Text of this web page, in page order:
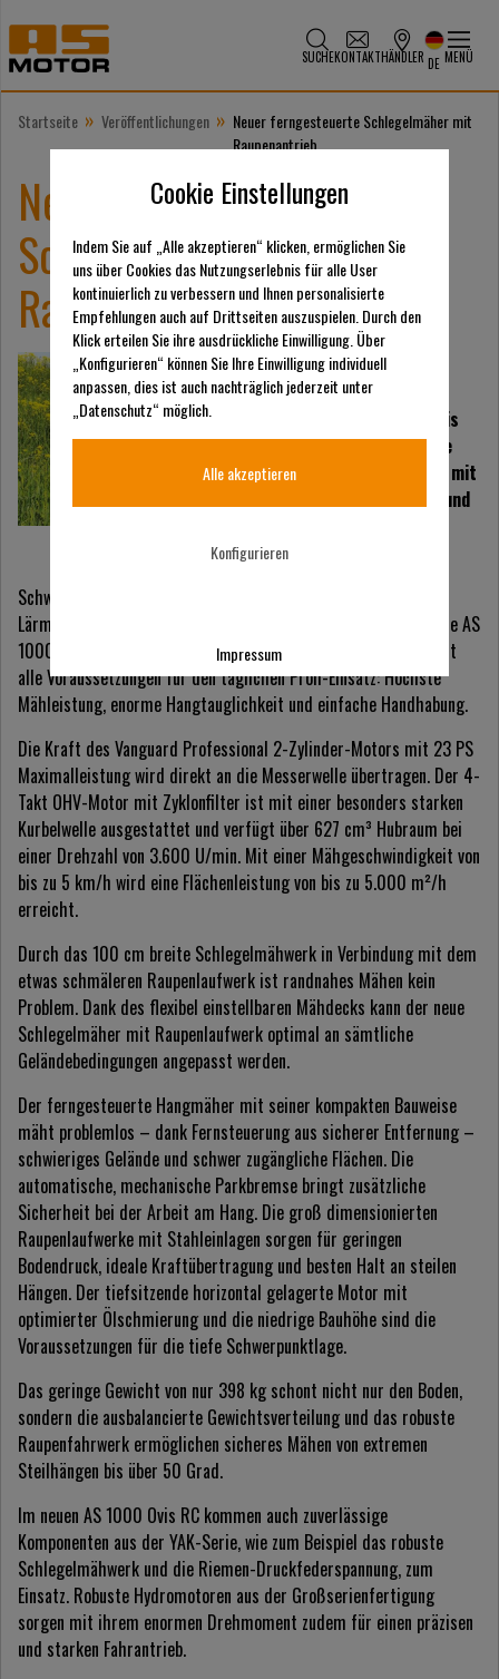
SUCHEKONTAKTHÄNDLER DE MENÜ
Startseite » Veröffentlichungen » Neuer ferngesteuerte Schlegelmäher mit
Raupenantrieb
Neuer ferngesteuerte
Schlegelmäher mit
Raupenantrieb
AS-Motor präsentiert
seinen neuesten Profi-
Mäher: den AS 1000 Ovis
RC, der ferngesteuerte
Raupen-Schlegelmäher mit
höchster Mähleistung und
Hangtauglichkeit.
Schwer zugängliche, unwegsame und steile Flächen wie
Lärmschutzwälle müssen regelmäßig gepflegt werden. Der neue AS
1000 Ovis RC ist dieser Herausforderung gewachsen. Er vereint
alle Voraussetzungen für den täglichen Profi-Einsatz: Höchste
Mähleistung, enorme Hangtauglichkeit und einfache Handhabung.
Die Kraft des Vanguard Professional 2-Zylinder-Motors mit 23 PS
Maximalleistung wird direkt an die Messerwelle übertragen. Der 4-
Takt OHV-Motor mit Zyklonfilter ist mit einer besonders starken
Kurbelwelle ausgestattet und verfügt über 627 cm³ Hubraum bei
einer Drehzahl von 3.600 U/min. Mit einer Mähgeschwindigkeit von
bis zu 5 km/h wird eine Flächenleistung von bis zu 5.000 m²/h
erreicht.
Durch das 100 cm breite Schlegelmähwerk in Verbindung mit dem
etwas schmäleren Raupenlaufwerk ist randnahes Mähen kein
Problem. Dank des flexibel einstellbaren Mähdecks kann der neue
Schlegelmäher mit Raupenlaufwerk optimal an sämtliche
Geländebedingungen angepasst werden.
Der ferngesteuerte Hangmäher mit seiner kompakten Bauweise
mäht problemlos – dank Fernsteuerung aus sicherer Entfernung –
schwieriges Gelände und schwer zugängliche Flächen. Die
automatische, mechanische Parkbremse bringt zusätzliche
Sicherheit bei der Arbeit am Hang. Die groß dimensionierten
Raupenlaufwerke mit Stahleinlagen sorgen für geringen
Bodendruck, ideale Kraftübertragung und besten Halt an steilen
Hängen. Der tiefsitzende horizontal gelagerte Motor mit
optimierter Ölschmierung und die niedrige Bauhöhe sind die
Voraussetzungen für die tiefe Schwerpunktlage.
Das geringe Gewicht von nur 398 kg schont nicht nur den Boden,
sondern die ausbalancierte Gewichtsverteilung und das robuste
Raupenfahrwerk ermöglichen sicheres Mähen von extremen
Steilhängen bis über 50 Grad.
Im neuen AS 1000 Ovis RC kommen auch zuverlässige
Komponenten aus der YAK-Serie, wie zum Beispiel das robuste
Schlegelmähwerk und die Riemen-Druckfederspannung, zum
Einsatz. Robuste Hydromotoren aus der Großserienfertigung
sorgen mit ihrem enormen Drehmoment zudem für einen präzisen
und starken Fahrantrieb.
Cookie Einstellungen
Indem Sie auf „Alle akzeptieren“ klicken, ermöglichen Sie
uns über Cookies das Nutzungserlebnis für alle User
kontinuierlich zu verbessern und Ihnen personalisierte
Empfehlungen auch auf Drittseiten auszuspielen. Durch den
Klick erteilen Sie ihre ausdrückliche Einwilligung. Über
„Konfigurieren“ können Sie Ihre Einwilligung individuell
anpassen, dies ist auch nachträglich jederzeit unter
„Datenschutz“ möglich.
Alle akzeptieren
Konfigurieren
Impressum